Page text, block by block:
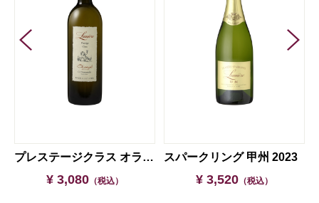
プレステージクラス オランジェ 2023
¥ 3,080 （税込）
スパークリング 甲州 2023
¥ 3,520 （税込）